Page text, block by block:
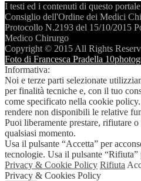
I testi ed i contenuti di questo
Consiglio dell'Ordine dei Medici
Protocollo N.2193 del 15/10/2015
Medico Chirurgo
Copyright © 2015 All Rights
Foto di Francesca Pradella
Informativa:
Noi e terze parti selezionate
per finalità tecniche e, con il tuo
come specificato nella cookie
rendere non disponibili le relative
Puoi liberamente prestare, rifiutare
qualsiasi momento.
Usa il pulsante “Accetta” per
tecnologie. Usa il pulsante “Rifiuta”
Privacy & Cookie Policy Rifiuta
Privacy & Cookies Policy